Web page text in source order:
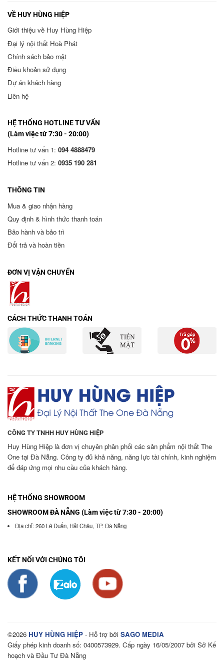
VỀ HUY HÙNG HIỆP
Giới thiệu về Huy Hùng Hiệp
Đại lý nội thất Hoà Phát
Chính sách bảo mật
Điều khoản sử dụng
Dự án khách hàng
Liên hệ
HỆ THỐNG HOTLINE TƯ VẤN
(Làm việc từ 7:30 - 20:00)
Hotline tư vấn 1: 094 4888479
Hotline tư vấn 2: 0935 190 281
THÔNG TIN
Mua & giao nhận hàng
Quy định & hình thức thanh toán
Bảo hành và bảo trì
Đổi trả và hoàn tiền
ĐƠN VỊ VẬN CHUYỂN
CÁCH THỨC THANH TOÁN
CÔNG TY TNHH HUY HÙNG HIỆP
Huy Hùng Hiệp là đơn vị chuyên phân phối các sản phẩm nội thất The
One tại Đà Nẵng. Công ty đủ khả năng, năng lực tài chính, kinh nghiệm
để đáp ứng mọi nhu cầu của khách hàng.
HỆ THỐNG SHOWROOM
SHOWROOM ĐÀ NẴNG (Làm việc từ 7:30 - 20:00)
Địa chỉ: 260 Lê Duẩn, Hải Châu, TP. Đà Nẵng
KẾT NỐI VỚI CHÚNG TÔI
©2026 HUY HÙNG HIỆP - Hỗ trợ bởi SAGO MEDIA
Giấy phép kinh doanh số: 0400573929. Cấp ngày 16/05/2007 bởi Sở Kế
hoạch và Đầu Tư Đà Nẵng